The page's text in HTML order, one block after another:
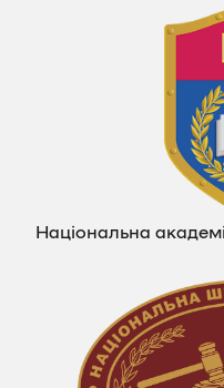
Національна